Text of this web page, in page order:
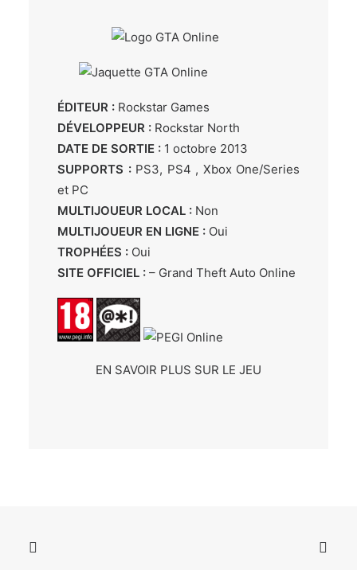
ÉDITEUR : Rockstar Games
DÉVELOPPEUR : Rockstar North
DATE DE SORTIE : 1 octobre 2013
SUPPORTS :PS3, PS4 , Xbox One/Series
et PC
MULTIJOUEUR LOCAL : Non
MULTIJOUEUR EN LIGNE : Oui
TROPHÉES : Oui
SITE OFFICIEL : – Grand Theft Auto Online
EN SAVOIR PLUS SUR LE JEU